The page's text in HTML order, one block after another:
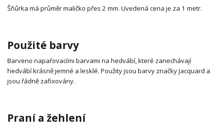
Šňůrka má průměr maličko přes 2 mm. Uvedená cena je za 1 metr.
Použité barvy
Barveno napařovacími barvami na hedvábí, které zanechávají
hedvábí krásně jemné a lesklé. Použity jsou barvy značky Jacquard a
jsou řádně zafixovány.
Praní a žehlení